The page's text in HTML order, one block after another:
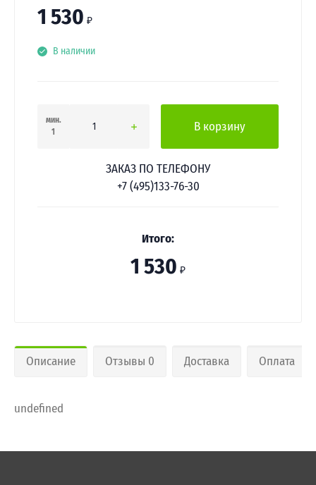
1 530 ₽
В наличии
мин.
1
В корзину
ЗАКАЗ ПО ТЕЛЕФОНУ
+7 (495)133-76-30
Итого:
1 530 ₽
Описание Отзывы 0 Доставка Оплата
undefined